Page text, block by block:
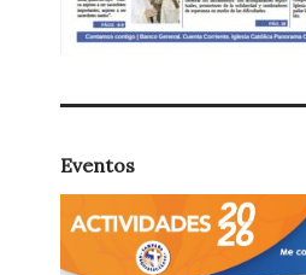
Eventos